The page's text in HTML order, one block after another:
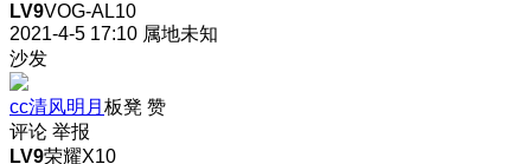
LV9VOG-AL10
2021-4-5 17:10 属地未知
沙发
cc清风明月 板凳 赞
评论 举报
LV9荣耀X10